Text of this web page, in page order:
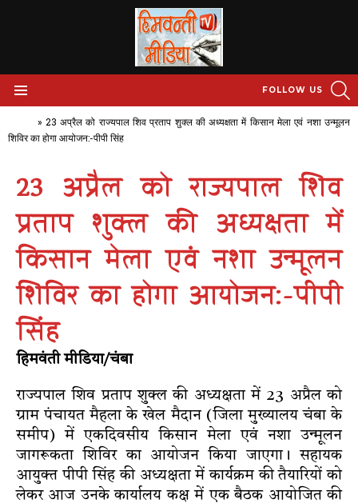
FOLLOW US
» 23 अप्रैल को राज्यपाल शिव प्रताप शुक्ल की अध्यक्षता में किसान मेला एवं नशा उन्मूलन
शिविर का होगा आयोजन:-पीपी सिंह
23 अप्रैल को राज्यपाल शिव
प्रताप शुक्ल की अध्यक्षता में
किसान मेला एवं नशा उन्मूलन
शिविर का होगा आयोजन:-पीपी
सिंह
हिमवंती मीडिया/चंबा
राज्यपाल शिव प्रताप शुक्ल की अध्यक्षता में 23 अप्रैल को
ग्राम पंचायत मैहला के खेल मैदान (जिला मुख्यालय चंबा के
समीप) में एकदिवसीय किसान मेला एवं नशा उन्मूलन
जागरूकता शिविर का आयोजन किया जाएगा। सहायक
आयुक्त पीपी सिंह की अध्यक्षता में कार्यक्रम की तैयारियों को
लेकर आज उनके कार्यालय कक्ष में एक बैठक आयोजित की